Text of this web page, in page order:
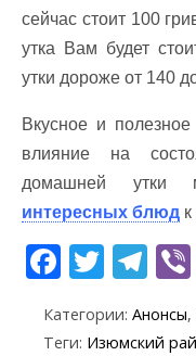
сейчас стоит 100
утка Вам будет
утки дороже от 140
Вкусное и
влияние на
домашней утки
интересных блюд
F
e
T
itt
T
e
Категории: Анонсы,
Теги: Изюмский